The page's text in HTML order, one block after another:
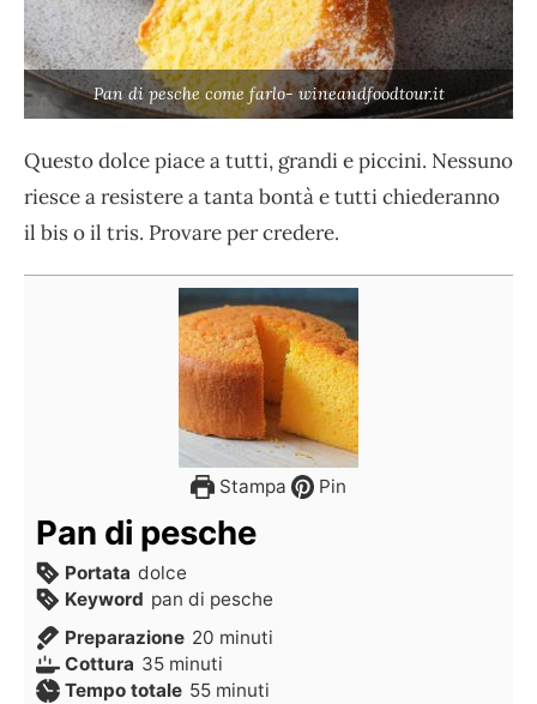
Pan di pesche come farlo- wineandfoodtour.it
Questo dolce piace a tutti, grandi e piccini. Nessuno
riesce a resistere a tanta bontà e tutti chiederanno
il bis o il tris. Provare per credere.
Stampa Pin
Pan di pesche
Portata dolce
Keyword pan di pesche
Preparazione 20 minuti
Cottura 35 minuti
Tempo totale 55 minuti